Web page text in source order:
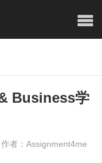
Business学
作者：Assignment4me